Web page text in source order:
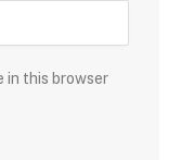
in this browser